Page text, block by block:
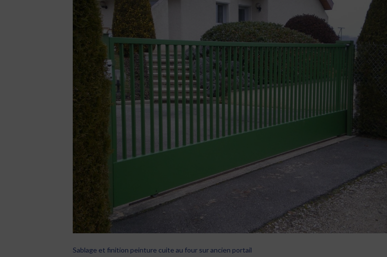
Sablage et finition peinture cuite au four sur ancien portail